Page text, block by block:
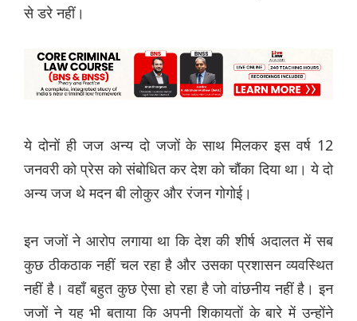
से डरे नहीं।
ये दोनों ही जज अन्य दो जजों के साथ मिलकर इस वर्ष 12
जनवरी को प्रेस को संबोधित कर देश को चौंका दिया था। ये दो
अन्य जज थे मदन बी लोकुर और रंजन गोगोई।
इन जजों ने आरोप लगाया था कि देश की शीर्ष अदालत में सब
कुछ ठीकठाक नहीं चल रहा है और उसका प्रशासन व्यवस्थित
नहीं है। वहाँ बहुत कुछ ऐसा हो रहा है जो वांछनीय नहीं है। इन
जजों ने यह भी बताया कि अपनी शिकायतों के बारे में उन्होंने